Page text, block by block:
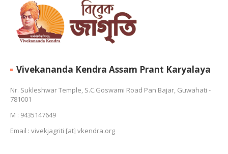
Vivekananda Kendra Assam Prant Karyalaya
Nr. Sukleshwar Temple, S.C.Goswami Road Pan Bajar, Guwahati -
781001
M : 9435147649
Email : vivekjagriti [at] vkendra.org